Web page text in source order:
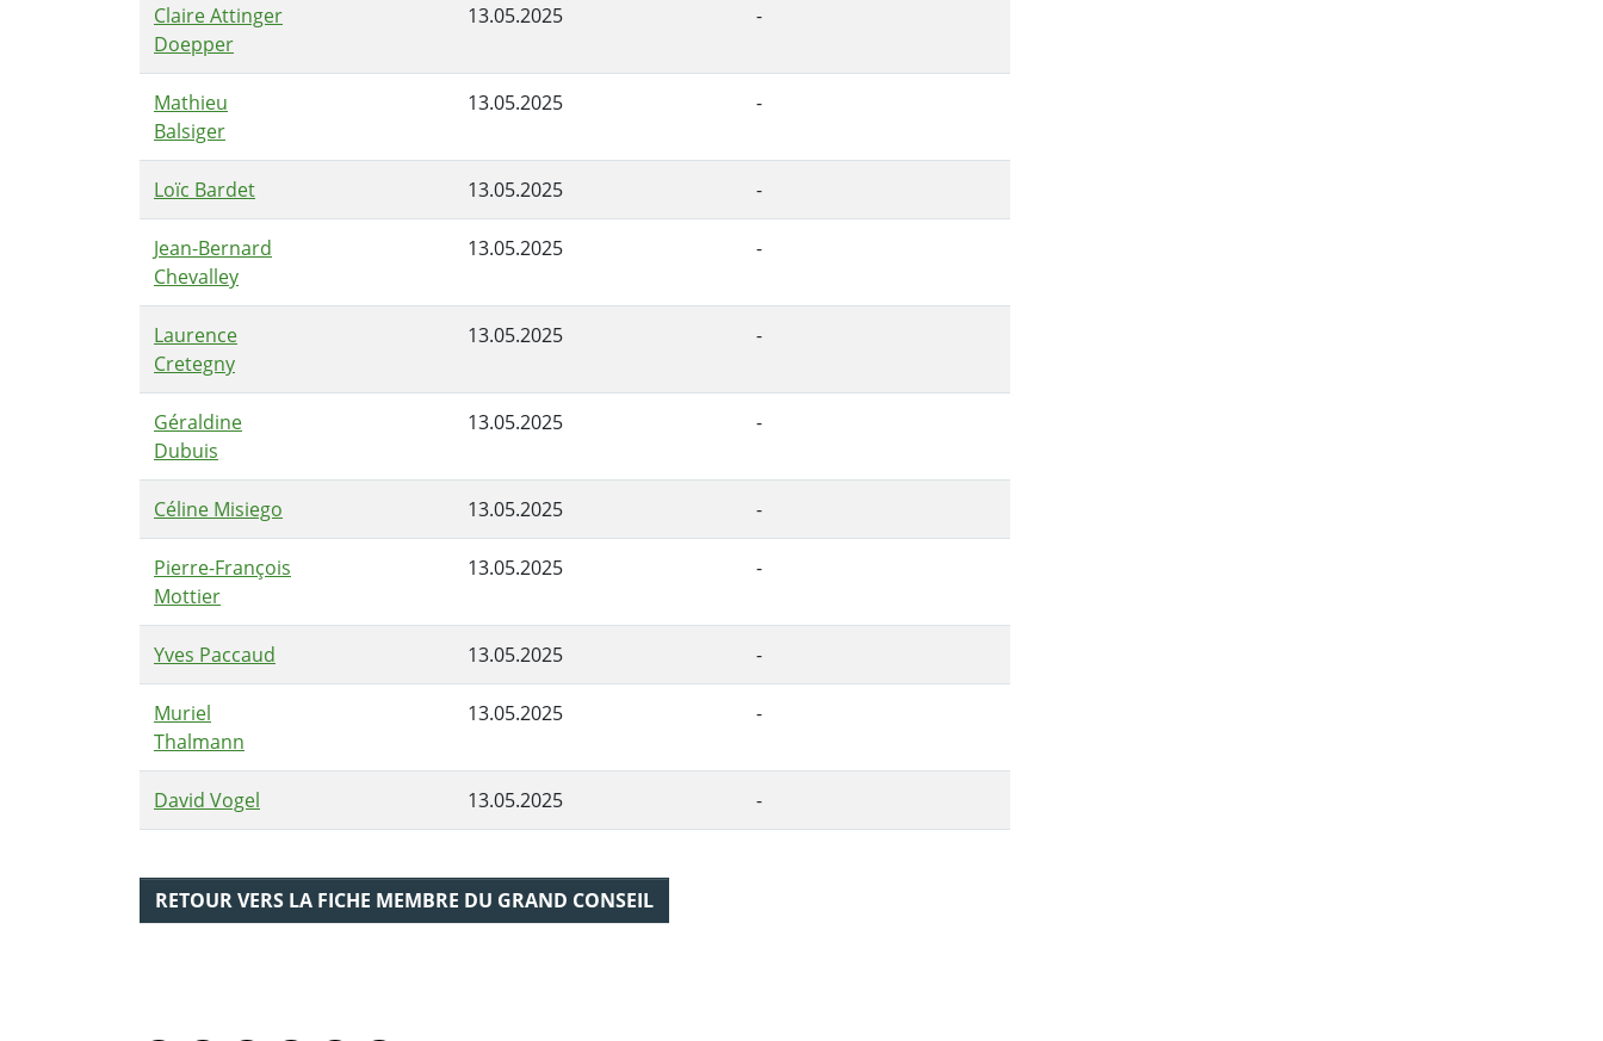
Claire Attinger
Doepper
13.05.2025 -
Mathieu
Balsiger
13.05.2025 -
Loïc Bardet 13.05.2025 -
Jean-Bernard
Chevalley
13.05.2025 -
Laurence
Cretegny
13.05.2025 -
Géraldine
Dubuis
13.05.2025 -
Céline Misiego 13.05.2025 -
Pierre-François
Mottier
13.05.2025 -
Yves Paccaud 13.05.2025 -
Muriel
Thalmann
13.05.2025 -
David Vogel 13.05.2025 -
RETOUR VERS LA FICHE MEMBRE DU GRAND CONSEIL